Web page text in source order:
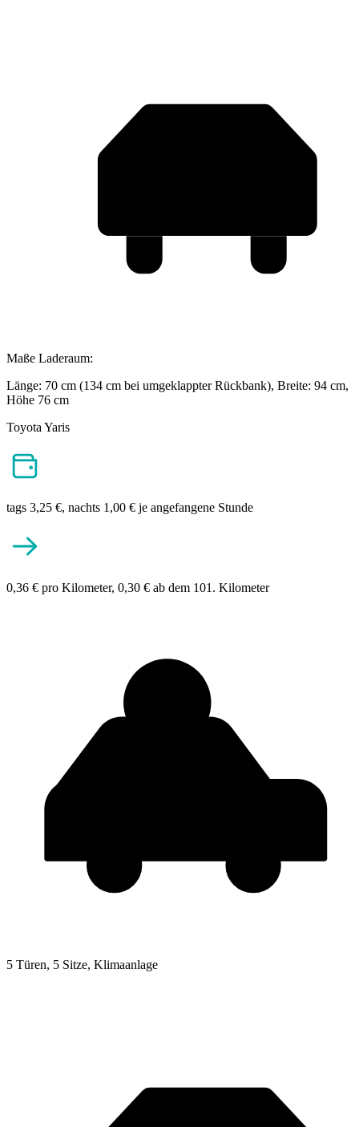
Maße Laderaum:
Länge: 70 cm (134 cm bei umgeklappter Rückbank), Breite: 94 cm,
Höhe 76 cm
Toyota Yaris
tags 3,25 €, nachts 1,00 € je angefangene Stunde
0,36 € pro Kilometer, 0,30 € ab dem 101. Kilometer
5 Türen, 5 Sitze, Klimaanlage